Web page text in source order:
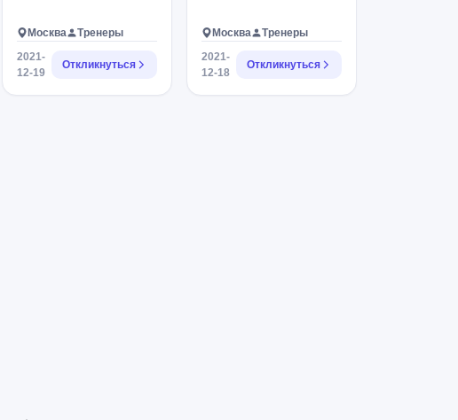
Москва
Тренеры
2021-
12-19
Откликнуться
Москва
Тренеры
2021-
12-18
Откликнуться